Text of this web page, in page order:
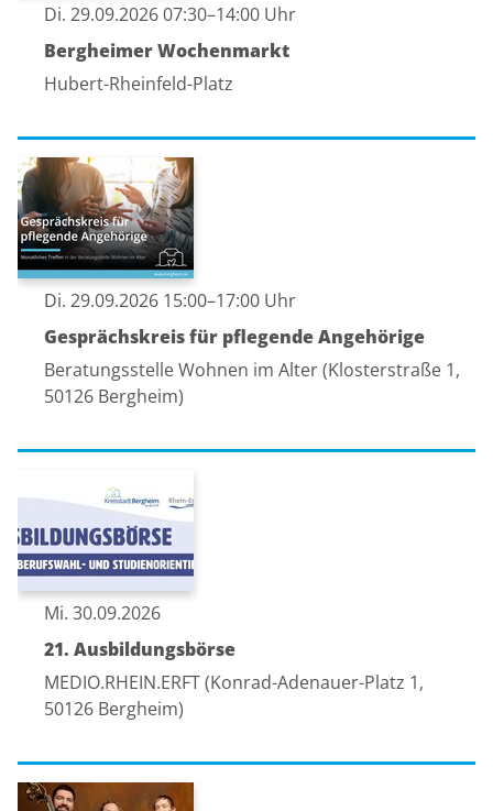
Di. 29.09.2026 07:30–14:00 Uhr
Bergheimer Wochenmarkt
Hubert-Rheinfeld-Platz
Di. 29.09.2026 15:00–17:00 Uhr
Gesprächskreis für pflegende Angehörige
Beratungsstelle Wohnen im Alter (Klosterstraße 1,
50126 Bergheim)
Mi. 30.09.2026
21. Ausbildungsbörse
MEDIO.RHEIN.ERFT (Konrad-Adenauer-Platz 1,
50126 Bergheim)